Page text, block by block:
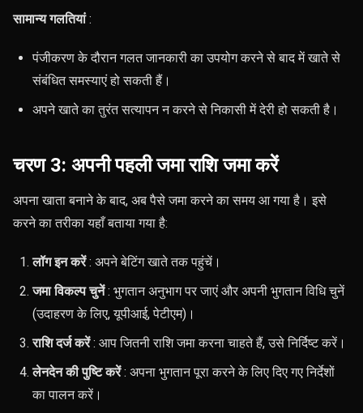
सामान्य गलतियां:
पंजीकरण के दौरान गलत जानकारी का उपयोग करने से बाद में खाते से
संबंधित समस्याएं हो सकती हैं।
अपने खाते का तुरंत सत्यापन न करने से निकासी में देरी हो सकती है।
चरण 3: अपनी पहली जमा राशि जमा करें
अपना खाता बनाने के बाद, अब पैसे जमा करने का समय आ गया है। इसे
करने का तरीका यहाँ बताया गया है:
लॉग इन करें: अपने बेटिंग खाते तक पहुंचें।
जमा विकल्प चुनें: भुगतान अनुभाग पर जाएं और अपनी भुगतान विधि चुनें
(उदाहरण के लिए, यूपीआई, पेटीएम)।
राशि दर्ज करें: आप जितनी राशि जमा करना चाहते हैं, उसे निर्दिष्ट करें।
लेनदेन की पुष्टि करें: अपना भुगतान पूरा करने के लिए दिए गए निर्देशों
का पालन करें।